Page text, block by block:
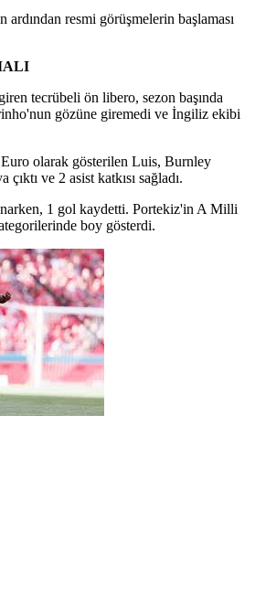
ardından resmi görüşmelerin başlaması
tecrübeli ön libero, sezon başında
gözüne giremedi ve İngiliz ekibi
olarak gösterilen Luis, Burnley
çıktı ve 2 asist katkısı sağladı.
1 gol kaydetti. Portekiz'in A Milli
boy gösterdi.